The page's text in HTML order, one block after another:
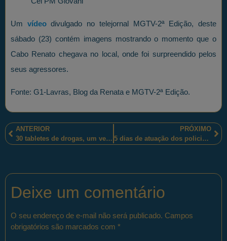
Um vídeodivulgado no telejornal MGTV-2ª Edição, deste
sábado (23) contém imagens mostrando o momento que o
Cabo Renato chegava no local, onde foi surpreendido pelos
seus agressores.
Fonte: G1-Lavras, Blog da Renata e MGTV-2ª Edição.
ANTERIOR
30 tabletes de drogas, um veículo roubado, uma arma de fogo, quatro celulares e três homens presos pelos policiais militares mineiros em Contagem-MG
PRÓXIMO
5 dias de atuação dos policiais militares fluminenses na comunidade da Rocinha, Rio de Janeiro-RJ
Deixe um comentário
O seu endereço de e-mail não será publicado. Campos
obrigatórios são marcados com *